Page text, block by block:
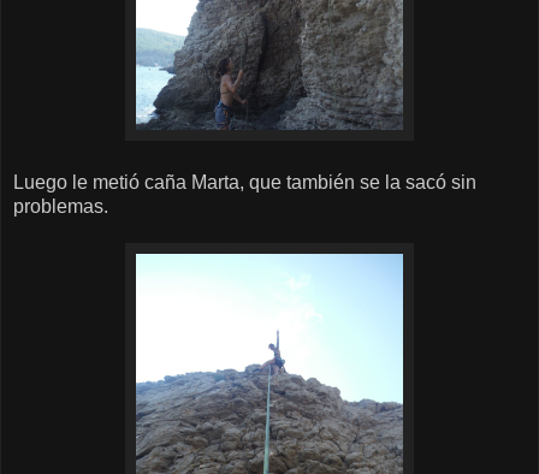
Luego le metió caña Marta, que también se la sacó sin
problemas.